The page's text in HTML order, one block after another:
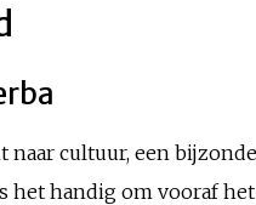
naar cultuur, een
het handig om vooraf